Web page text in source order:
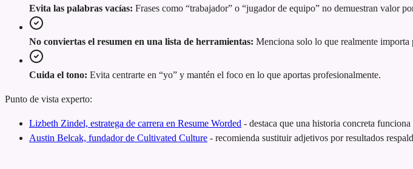
Evita las palabras vacías: Frases como “trabajador” o “jugador de equipo” no demuestran valor
No conviertas el resumen en una lista de herramientas: Menciona solo lo que realmente importa
Cuida el tono: Evita centrarte en “yo” y mantén el foco en lo que aportas profesionalmente.
Punto de vista experto:
Lizbeth Zindel, estratega de carrera en Resume Worded - destaca que una historia concreta
Austin Belcak, fundador de Cultivated Culture - recomienda sustituir adjetivos por resultados